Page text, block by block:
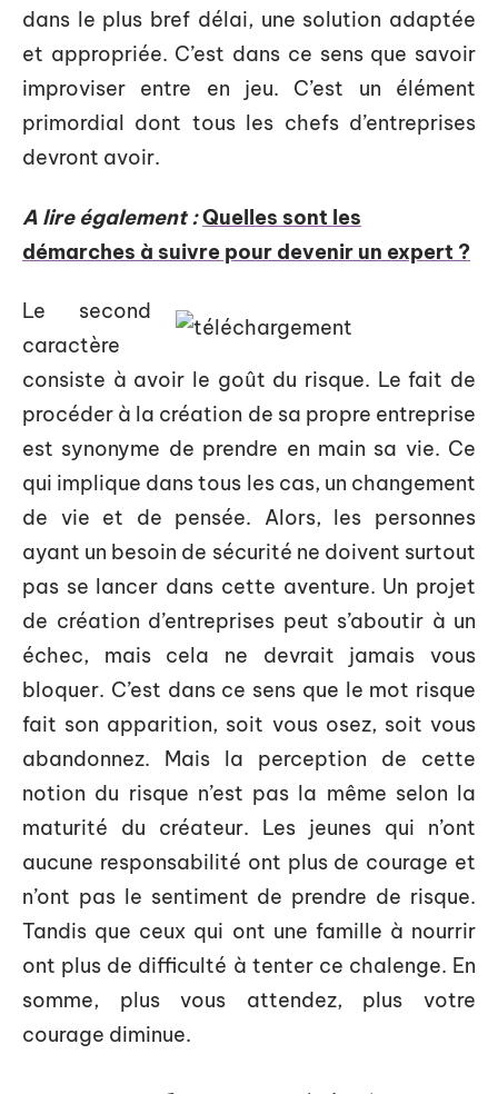
dans le plus bref délai, une solution adaptée
et appropriée. C’est dans ce sens que savoir
improviser entre en jeu. C’est un élément
primordial dont tous les chefs d’entreprises
devront avoir.
A lire également :Quelles sont les
démarches à suivre pour devenir un expert ?
Le second
caractère
consiste à avoir le goût du risque. Le fait de
procéder à la création de sa propre entreprise
est synonyme de prendre en main sa vie. Ce
qui implique dans tous les cas, un changement
de vie et de pensée. Alors, les personnes
ayant un besoin de sécurité ne doivent surtout
pas se lancer dans cette aventure. Un projet
de création d’entreprises peut s’aboutir à un
échec, mais cela ne devrait jamais vous
bloquer. C’est dans ce sens que le mot risque
fait son apparition, soit vous osez, soit vous
abandonnez. Mais la perception de cette
notion du risque n’est pas la même selon la
maturité du créateur. Les jeunes qui n’ont
aucune responsabilité ont plus de courage et
n’ont pas le sentiment de prendre de risque.
Tandis que ceux qui ont une famille à nourrir
ont plus de difficulté à tenter ce chalenge. En
somme, plus vous attendez, plus votre
courage diminue.